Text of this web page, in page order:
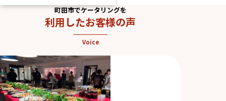
町田市でケータリングを
利用したお客様の声
Voice